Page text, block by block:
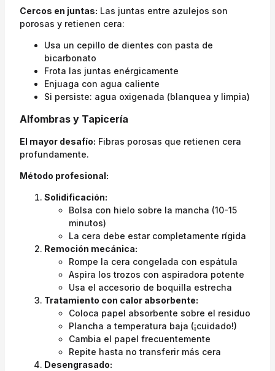
Cercos en juntas: Las juntas entre azulejos son
porosas y retienen cera:
Usa un cepillo de dientes con pasta de
bicarbonato
Frota las juntas enérgicamente
Enjuaga con agua caliente
Si persiste: agua oxigenada (blanquea y limpia)
Alfombras y Tapicería
El mayor desafío: Fibras porosas que retienen cera
profundamente.
Método profesional:
Solidificación:
Bolsa con hielo sobre la mancha (10-15
minutos)
La cera debe estar completamente rígida
Remoción mecánica:
Rompe la cera congelada con espátula
Aspira los trozos con aspiradora potente
Usa el accesorio de boquilla estrecha
Tratamiento con calor absorbente:
Coloca papel absorbente sobre el residuo
Plancha a temperatura baja (¡cuidado!)
Cambia el papel frecuentemente
Repite hasta no transferir más cera
Desengrasado: